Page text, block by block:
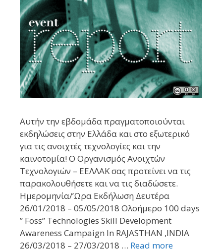
Αυτήν την εβδομάδα πραγματοποιούνται
εκδηλώσεις στην Ελλάδα και στο εξωτερικό
για τις ανοιχτές τεχνολογίες και την
καινοτομία! Ο Οργανισμός Ανοιχτών
Τεχνολογιών – ΕΕΛΛΑΚ σας προτείνει να τις
παρακολουθήσετε και να τις διαδώσετε.
Ημερομηνία/’Ωρα Εκδήλωση Δευτέρα
26/01/2018 – 05/05/2018 Ολοήμερο 100 days
” Foss” Technologies Skill Development
Awareness Campaign In RAJASTHAN ,INDIA
26/03/2018 – 27/03/2018 … Read more